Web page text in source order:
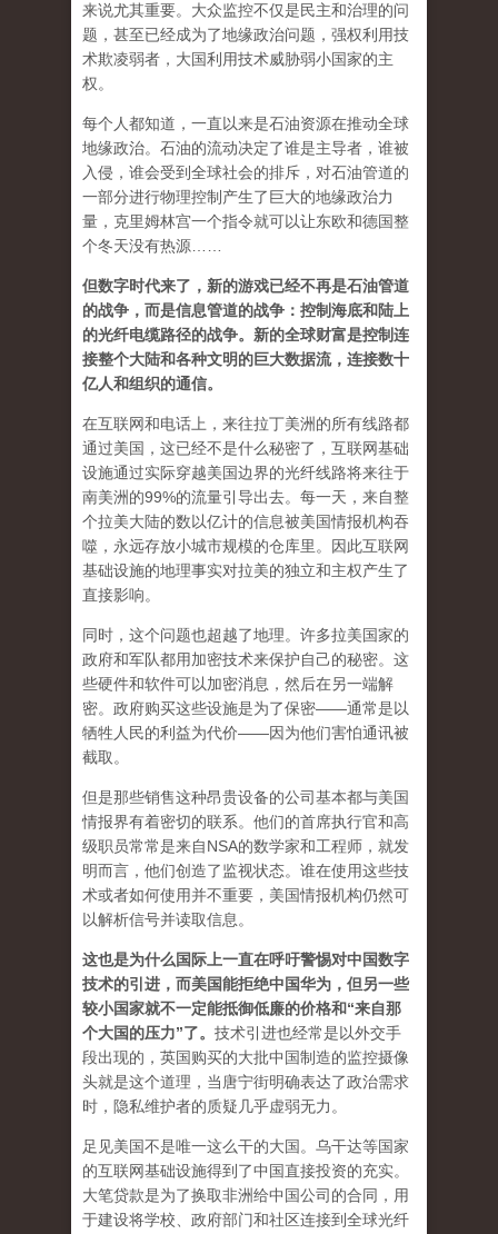
来说尤其重要。大众监控不仅是民主和治理的问
题，甚至已经成为了地缘政治问题，强权利用技
术欺凌弱者，大国利用技术威胁弱小国家的主
权。
每个人都知道，一直以来是石油资源在推动全球
地缘政治。石油的流动决定了谁是主导者，谁被
入侵，谁会受到全球社会的排斥，对石油管道的
一部分进行物理控制产生了巨大的地缘政治力
量，克里姆林宫一个指令就可以让东欧和德国整
个冬天没有热源……
但数字时代来了，新的游戏已经不再是石油管道
的战争，而是信息管道的战争：控制海底和陆上
的光纤电缆路径的战争。新的全球财富是控制连
接整个大陆和各种文明的巨大数据流，连接数十
亿人和组织的通信。
在互联网和电话上，来往拉丁美洲的所有线路都
通过美国，这已经不是什么秘密了，互联网基础
设施通过实际穿越美国边界的光纤线路将来往于
南美洲的99%的流量引导出去。每一天，来自整
个拉美大陆的数以亿计的信息被美国情报机构吞
噬，永远存放小城市规模的仓库里。因此互联网
基础设施的地理事实对拉美的独立和主权产生了
直接影响。
同时，这个问题也超越了地理。许多拉美国家的
政府和军​​队都用加密技术来保护自己的秘密。这
些硬件和软件可以加密消息，然后在另一端解
密。政府购买这些设施是为了保密——通常是以
牺牲人民的利益为代价——因为他们害怕通讯被
截取。
但是那些销售这种昂贵设备的公司基本都与美国
情报界有着密切的联系。他们的首席执行官和高
级职员常常是来自NSA的数学家和工程师，就发
明而言，他们创造了监视状态。谁在使用这些技
术或者如何使用并不重要，美国情报机构仍然可
以解析信号并读取信息。
这也是为什么国际上一直在呼吁警惕对中国数字
技术的引进，而美国能拒绝中国华为，但另一些
较小国家就不一定能抵御低廉的价格和“来自那
个大国的压力”了。 技术引进也经常是以外交手
段出现的，英国购买的大批中国制造的监控摄像
头就是这个道理，当唐宁街明确表达了政治需求
时，隐私维护者的质疑几乎虚弱无力。
足见美国不是唯一这么干的大国。乌干达等国家
的互联网基础设施得到了中国直接投资的充实。
大笔贷款是为了换取非洲给中国公司的合同，用
于建设将学校、政府部门和社区连接到全球光纤